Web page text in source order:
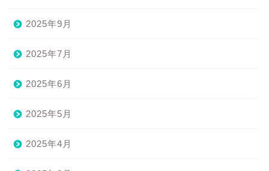
2025年9月
2025年7月
2025年6月
2025年5月
2025年4月